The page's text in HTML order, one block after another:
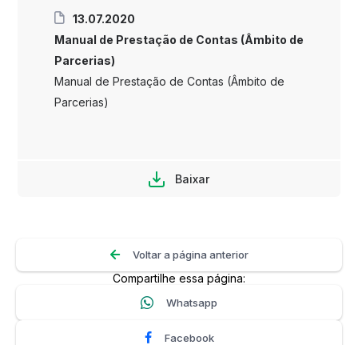
13.07.2020
Manual de Prestação de Contas (Âmbito de
Parcerias)
Manual de Prestação de Contas (Âmbito de
Parcerias)
Baixar
Voltar a página anterior
Compartilhe essa página:
Whatsapp
Facebook